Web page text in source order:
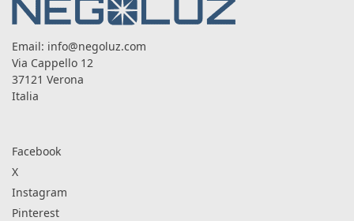
Email: info@negoluz.com
Via Cappello 12
37121 Verona
Italia
Facebook
X
Instagram
Pinterest